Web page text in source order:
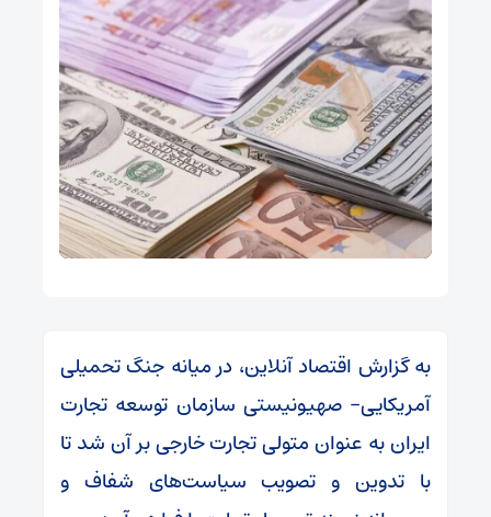
به گزارش اقتصاد آنلاین، در میانه جنگ تحمیلی
آمریکایی- صهیونیستی سازمان توسعه تجارت
ایران به عنوان متولی تجارت خارجی بر آن شد تا
با تدوین و تصویب سیاست‌های شفاف و